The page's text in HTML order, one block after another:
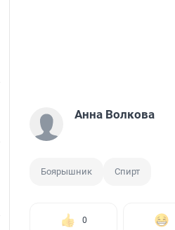
Анна Волкова
Боярышник Спирт
0